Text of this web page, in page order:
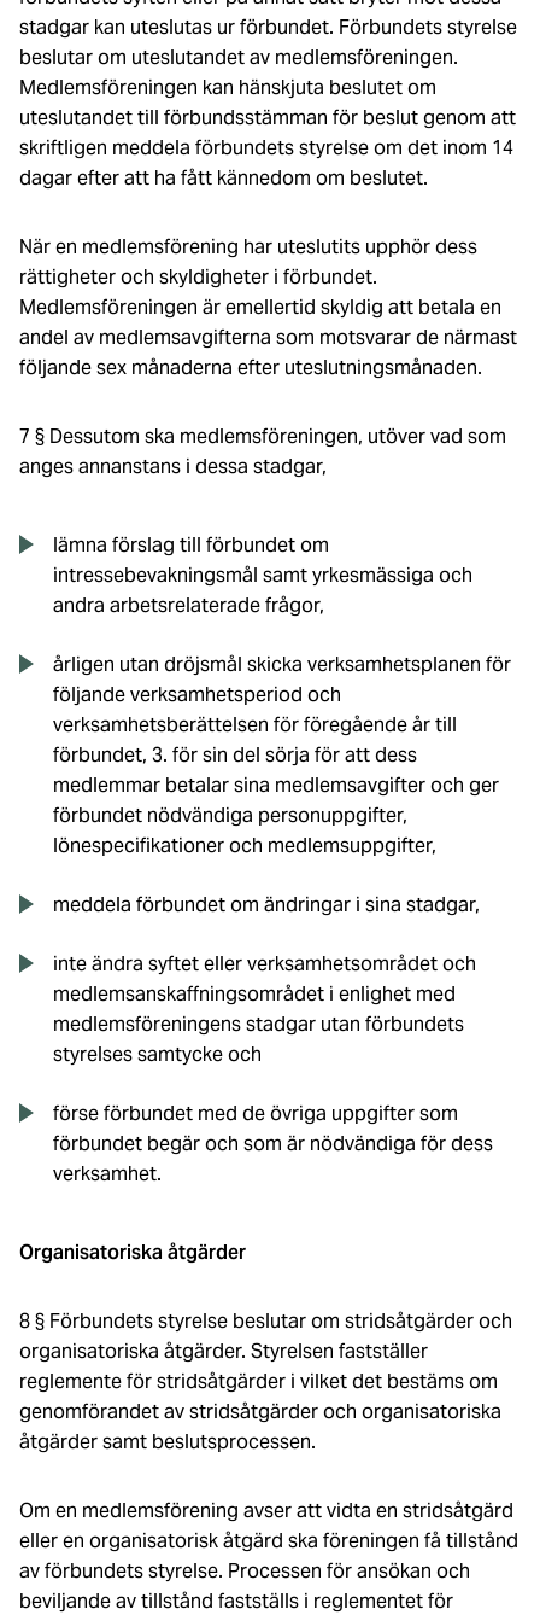
stadgar kan uteslutas ur förbundet. Förbundets styrelse
beslutar om uteslutandet av medlemsföreningen.
Medlemsföreningen kan hänskjuta beslutet om
uteslutandet till förbundsstämman för beslut genom att
skriftligen meddela förbundets styrelse om det inom 14
dagar efter att ha fått kännedom om beslutet.
När en medlemsförening har uteslutits upphör dess
rättigheter och skyldigheter i förbundet.
Medlemsföreningen är emellertid skyldig att betala en
andel av medlemsavgifterna som motsvarar de närmast
följande sex månaderna efter uteslutningsmånaden.
7 § Dessutom ska medlemsföreningen, utöver vad som
anges annanstans i dessa stadgar,
lämna förslag till förbundet om
intressebevakningsmål samt yrkesmässiga och
andra arbetsrelaterade frågor,
årligen utan dröjsmål skicka verksamhetsplanen för
följande verksamhetsperiod och
verksamhetsberättelsen för föregående år till
förbundet, 3. för sin del sörja för att dess
medlemmar betalar sina medlemsavgifter och ger
förbundet nödvändiga personuppgifter,
lönespecifikationer och medlemsuppgifter,
meddela förbundet om ändringar i sina stadgar,
inte ändra syftet eller verksamhetsområdet och
medlemsanskaffningsområdet i enlighet med
medlemsföreningens stadgar utan förbundets
styrelses samtycke och
förse förbundet med de övriga uppgifter som
förbundet begär och som är nödvändiga för dess
verksamhet.
Organisatoriska åtgärder
8 § Förbundets styrelse beslutar om stridsåtgärder och
organisatoriska åtgärder. Styrelsen fastställer
reglemente för stridsåtgärder i vilket det bestäms om
genomförandet av stridsåtgärder och organisatoriska
åtgärder samt beslutsprocessen.
Om en medlemsförening avser att vidta en stridsåtgärd
eller en organisatorisk åtgärd ska föreningen få tillstånd
av förbundets styrelse. Processen för ansökan och
beviljande av tillstånd fastställs i reglementet för